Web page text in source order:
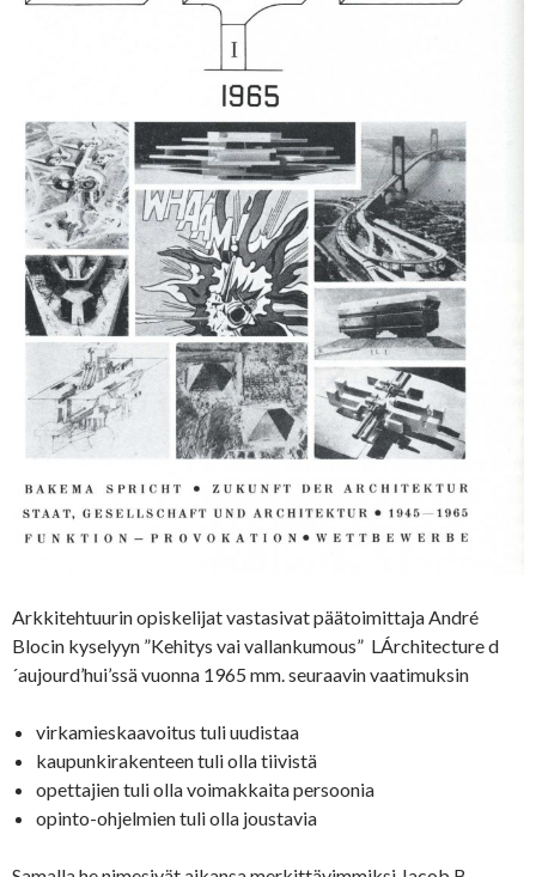
Arkkitehtuurin opiskelijat vastasivat päätoimittaja André
Blocin kyselyyn ”Kehitys vai vallankumous” LÁrchitecture d
´aujourd’hui’ssä vuonna 1965 mm. seuraavin vaatimuksin
virkamieskaavoitus tuli uudistaa
kaupunkirakenteen tuli olla tiivistä
opettajien tuli olla voimakkaita persoonia
opinto-ohjelmien tuli olla joustavia